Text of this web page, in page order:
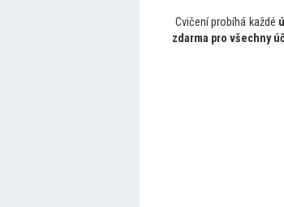
Cvičení probíhá každé
zdarma pro všechny